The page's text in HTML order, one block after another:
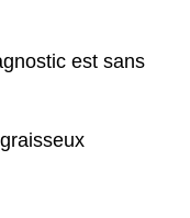
est sans